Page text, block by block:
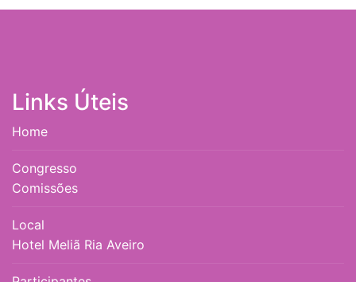
Links Úteis
Home
Congresso
Comissões
Local
Hotel Meliã Ria Aveiro